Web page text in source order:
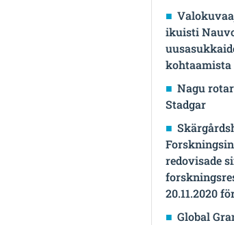
ikuisti
kohtaamista
Nagu
Stadgar
redovisade
20.11.2020
Global